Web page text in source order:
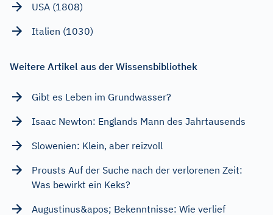
USA (1808)
Italien (1030)
Weitere Artikel aus der Wissensbibliothek
Gibt es Leben im Grundwasser?
Isaac Newton: Englands Mann des Jahrtausends
Slowenien: Klein, aber reizvoll
Prousts Auf der Suche nach der verlorenen Zeit:
Was bewirkt ein Keks?
Augustinus&apos; Bekenntnisse: Wie verlief